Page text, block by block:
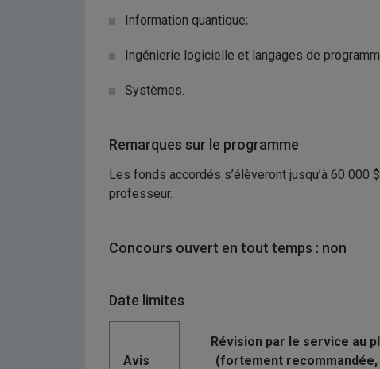
Information quantique;
Ingénierie logicielle et langages de
Systèmes.
Remarques sur le programme
Les fonds accordés s’élèveront jusqu’à 60 000
professeur.
Concours ouvert en tout temps : non
Date limites
Avis